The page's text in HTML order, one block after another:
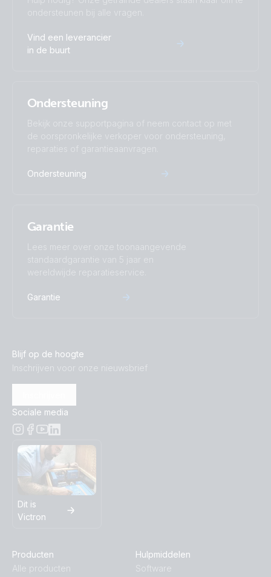
BatteryProtect 48V 100A (front-angle)
ondersteunen bij alle vragen.
Vind een leverancier
in de buurt
Ondersteuning
Bekijk onze supportpagina of neem contact op met
de oorspronkelijke verkoper voor ondersteuning,
reparaties of garantieaanvragen.
Ondersteuning
Garantie
Lees meer over onze toonaangevende
standaardgarantie van 5 jaar en
wereldwijde reparatieservice.
Garantie
Blijf op de hoogte
Inschrijven voor onze nieuwsbrief
Sociale media
Dit is
Victron
Producten
Alle producten
Hulpmiddelen
Software